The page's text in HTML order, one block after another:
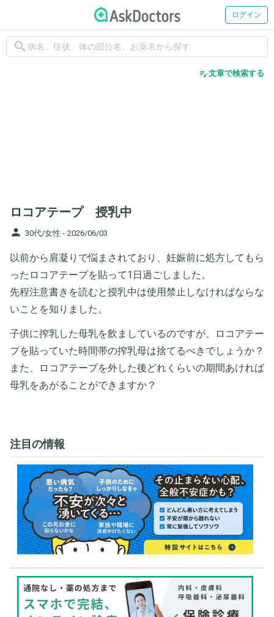
ログイン
search
edit_note文章で検索する
ロコアテープ 授乳中
person 30代/女性 - 2026/06/03
以前から肩凝りで悩まされており、妊娠前に処方してもら
ったロコアテープを貼って1日過ごしました。
先程注意書きを読むと授乳中は使用禁止しなければならな
いことを知りました。
子供に搾乳した母乳を飲ましているのですが、ロコアテー
プを貼っていた時間帯の搾乳母は捨てるべきでしょうか？
また、ロコアテープを外した後どれくらいの期間あければ
母乳をあがることができますか？
注目の情報